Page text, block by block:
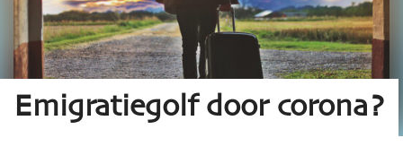
Emigratiegolf door corona?